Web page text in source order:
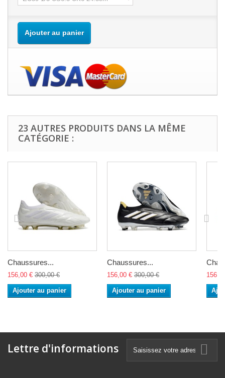
Ajouter au panier
23 AUTRES PRODUITS DANS LA MÊME
CATÉGORIE :
Chaussures...
156,00 € 300,00 €
Ajouter au panier
Chaussures...
156,00 € 300,00 €
Ajouter au panier
Lettre d'informations